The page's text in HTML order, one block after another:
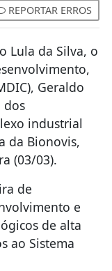
REPORTAR ERROS
Lula da Silva, o
Geraldo
dos
industrial
da Bionovis,
(03/03).
de
e
de alta
ao Sistema